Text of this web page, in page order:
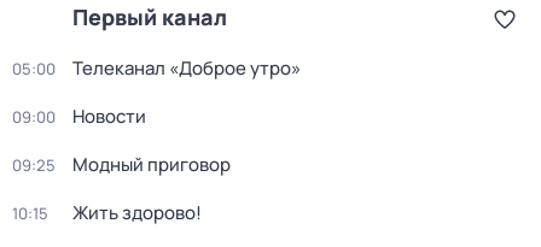
Первый канал
05:00 Телеканал «Доброе утро»
09:00 Новости
09:25 Модный приговор
10:15 Жить здорово!